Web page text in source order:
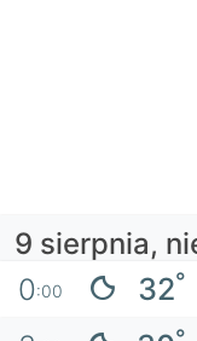
9 sierpnia,
0:00 32°